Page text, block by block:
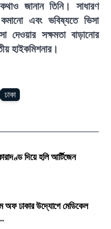
জানান তিনি। সাধারণ
এবং ভবিষ্যতে ভিসা
দেওয়ার সক্ষমতা বাড়ানোর
হাইকমিশনার।
ঢাকা
দিয়ে হলি আর্টিজেন
অফ ঢাকার উদ্যোগে মেডিকেল